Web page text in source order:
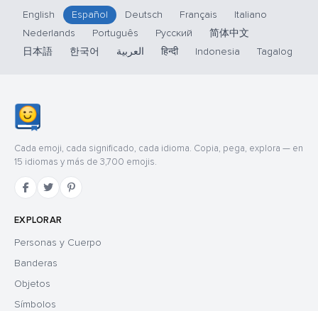
English Español Deutsch Français
Italiano
Nederlands
Português Русский
简体中文
日本語
한국어 العربية हिन्दी Indonesia Tagalog
Cada emoji, cada significado, cada idioma. Copia, pega, explora — en
15 idiomas y más de 3,700 emojis.
EXPLORAR
Personas y Cuerpo
Banderas
Objetos
Símbolos